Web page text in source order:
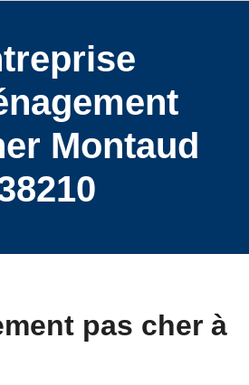
Montaud
pas cher à